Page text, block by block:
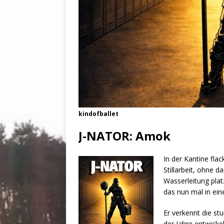
kindofballet
J-NATOR: Amok
In der Kantine
Stillarbeit, ohne
Wasserleitung
das nun mal in
Er verkennt die